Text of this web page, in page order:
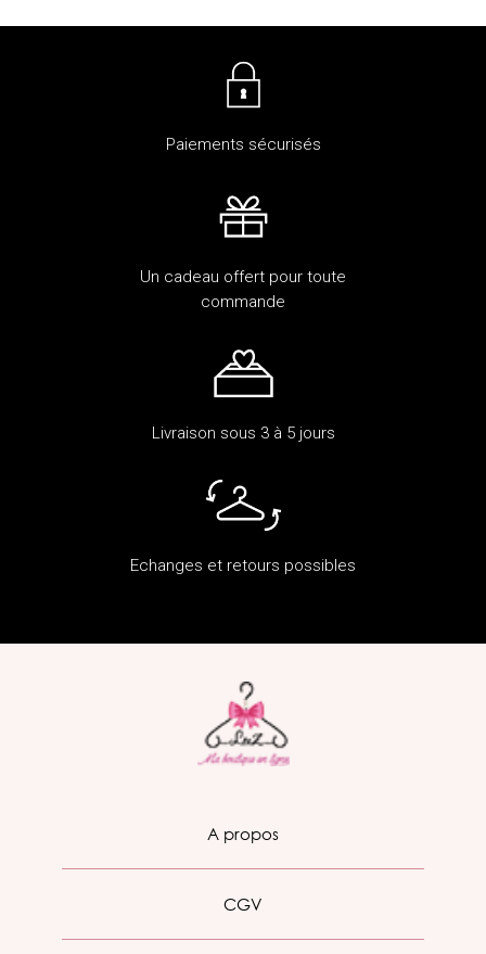
Paiements sécurisés
Un cadeau offert pour toute
commande
Livraison sous 3 à 5 jours
Echanges et retours possibles
A propos
CGV